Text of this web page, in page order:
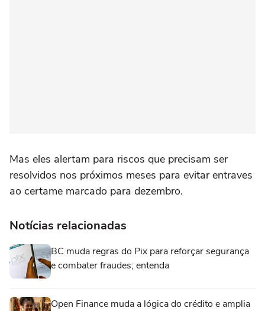
Mas eles alertam para riscos que precisam ser
resolvidos nos próximos meses para evitar entraves
ao certame marcado para dezembro.
Notícias relacionadas
BC muda regras do Pix para reforçar segurança
e combater fraudes; entenda
Open Finance muda a lógica do crédito e amplia